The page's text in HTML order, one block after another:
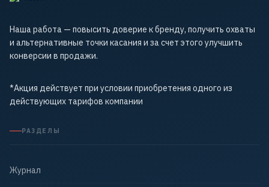
Наша работа — повысить доверие к бренду, получить охваты
и альтернативные точки касания и за счет этого улучшить
конверсии в продажи.
*Акция действует при условии приобретения одного из
действующих тарифов компании
РАЗДЕЛЫ
Журнал